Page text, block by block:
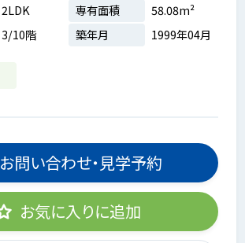
2LDK 専有面積
58.08m²
3/10階 築年月 1999年04月
お問い合わせ・見学予約
お気に入りに追加